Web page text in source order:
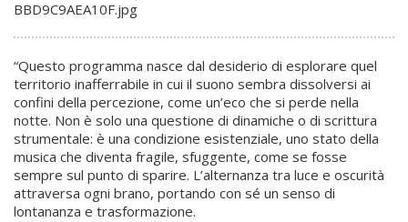
“Questo programma nasce dal desiderio di esplorare quel
territorio inafferrabile in cui il suono sembra dissolversi ai
confini della percezione, come un’eco che si perde nella
notte. Non è solo una questione di dinamiche o di scrittura
strumentale: è una condizione esistenziale, uno stato della
musica che diventa fragile, sfuggente, come se fosse
sempre sul punto di sparire. L’alternanza tra luce e oscurità
attraversa ogni brano, portando con sé un senso di
lontananza e trasformazione.